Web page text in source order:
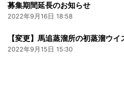
募集期間延長のお知らせ
2022年9月16日 18:58
2022年9月15日 15:30